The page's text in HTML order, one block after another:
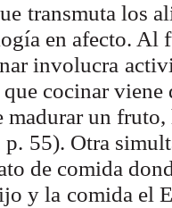
transmuta los
en afecto. Al
involucra
cocinar
madurar un fruto,
p. 55). Otra
de comida
y la comida el